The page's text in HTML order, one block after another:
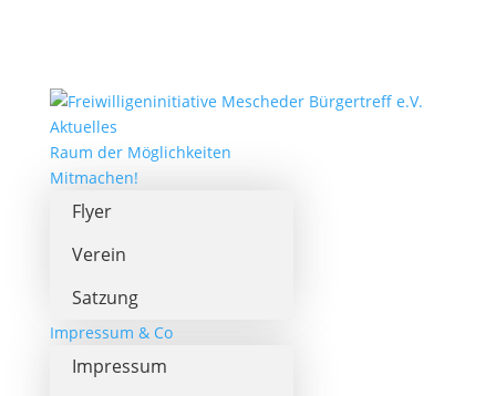
Aktuelles
Raum der Möglichkeiten
Mitmachen!
Flyer
Verein
Satzung
Impressum & Co
Impressum